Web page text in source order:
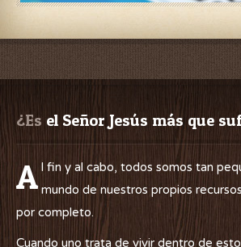
¿Es el Señor Jesús más que
A l fin y al cabo, todos somos tan
mundo de nuestros propios
por completo.
Cuando uno trata de vivir dentro de